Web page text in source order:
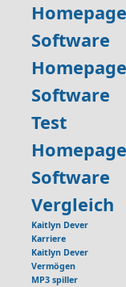
Software
Software
Test
Software
Vergleich
Kaitlyn Dever
Karriere
Kaitlyn Dever
Vermögen
MP3 spiller